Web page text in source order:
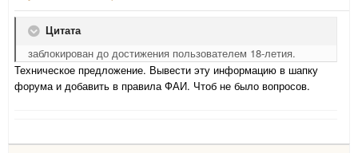
Цитата
заблокирован до достижения пользователем 18-летия.
Техническое предложение. Вывести эту информацию в шапку
форума и добавить в правила ФАИ. Чтоб не было вопросов.